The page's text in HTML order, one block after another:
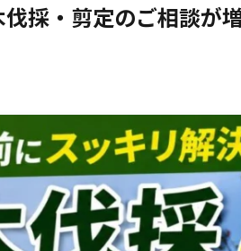
伐採・剪定のご相談